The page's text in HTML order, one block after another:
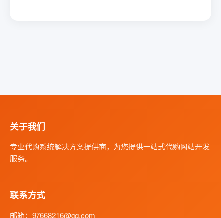
关于我们
专业代购系统解决方案提供商，为您提供一站式代购网站开发
服务。
联系方式
邮箱：97668216@qq.com